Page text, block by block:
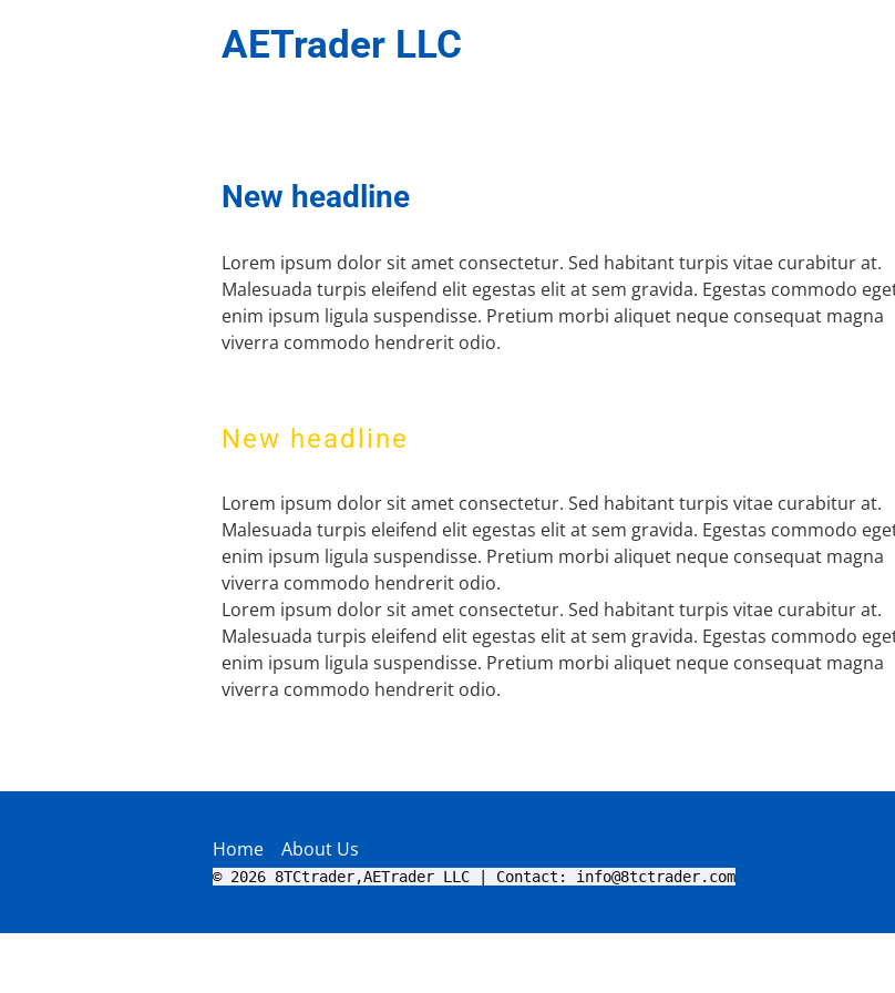
AETrader LLC
New headline
Lorem ipsum dolor sit amet consectetur. Sed habitant turpis vitae curabitur at.
Malesuada turpis eleifend elit egestas elit at sem gravida. Egestas commodo
enim ipsum ligula suspendisse. Pretium morbi aliquet neque consequat magna
viverra commodo hendrerit odio.
New headline
Lorem ipsum dolor sit amet consectetur. Sed habitant turpis vitae curabitur at.
Malesuada turpis eleifend elit egestas elit at sem gravida. Egestas commodo
enim ipsum ligula suspendisse. Pretium morbi aliquet neque consequat magna
viverra commodo hendrerit odio.
Lorem ipsum dolor sit amet consectetur. Sed habitant turpis vitae curabitur at.
Malesuada turpis eleifend elit egestas elit at sem gravida. Egestas commodo
enim ipsum ligula suspendisse. Pretium morbi aliquet neque consequat magna
viverra commodo hendrerit odio.
Home About Us
© 2026 8TCtrader,AETrader LLC | Contact: info@8tctrader.com